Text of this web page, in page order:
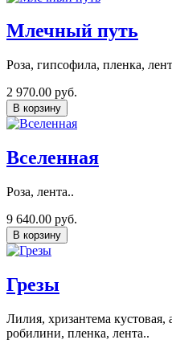
Млечный путь
Роза, гипсофила, пленка,
2 970.00 руб.
В корзину
Вселенная
Роза, лента..
9 640.00 руб.
В корзину
Грезы
Лилия, хризантема кустовая,
робилини, пленка, лента..